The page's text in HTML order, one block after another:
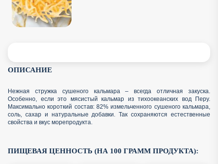
ОПИСАНИЕ
Нежная стружка сушеного кальмара – всегда отличная закуска.
Особенно, если это мясистый кальмар из тихоокеанских вод Перу.
Максимально короткий состав: 82% измельченного сушеного кальмара,
соль, сахар и натуральные добавки. Так сохраняются естественные
свойства и вкус морепродукта.
ПИЩЕВАЯ ЦЕННОСТЬ (НА 100 ГРАММ ПРОДУКТА):